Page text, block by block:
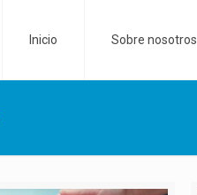
Inicio Sobre nosotros